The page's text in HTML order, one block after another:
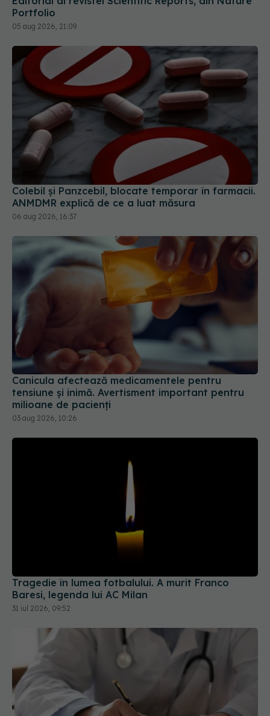
Colebil și Panzcebil, blocate temporar în farmacii.
ANMDMR explică de ce a luat măsura
06 aug 2026, 16:37
Canicula afectează medicamentele pentru
tensiune și inimă. Avertisment important pentru
milioane de pacienți
03 aug 2026, 10:26
Tragedie în lumea fotbalului. A murit Franco